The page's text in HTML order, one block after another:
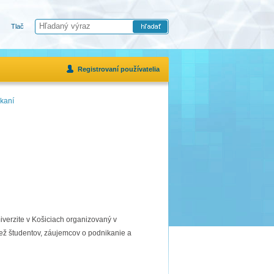
Tlač
Registrovaní používatelia
v Košiciach organizovaný v
študentov, záujemcov o podnikanie a